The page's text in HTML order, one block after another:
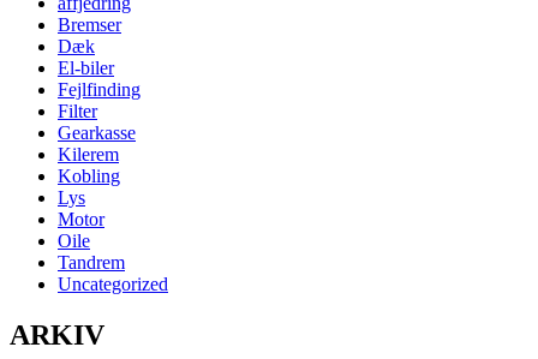
Bremser
Dæk
El-biler
Fejlfinding
Filter
Gearkasse
Kilerem
Kobling
Lys
Motor
Oile
Tandrem
Uncategorized
ARKIV